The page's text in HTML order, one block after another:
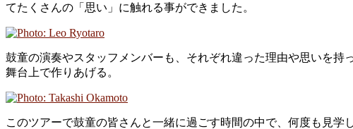
てたくさんの「思い」に触れる事ができました。
鼓童の演奏やスタッフメンバーも、それぞれ違った理由や思いを
舞台上で作りあげる。
このツアーで鼓童の皆さんと一緒に過ごす時間の中で、何度も見